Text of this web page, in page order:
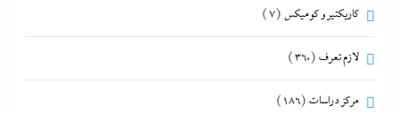
كاريكتير و كوميكس (7)
لازم تعرف (360)
مركز دراسات (186)